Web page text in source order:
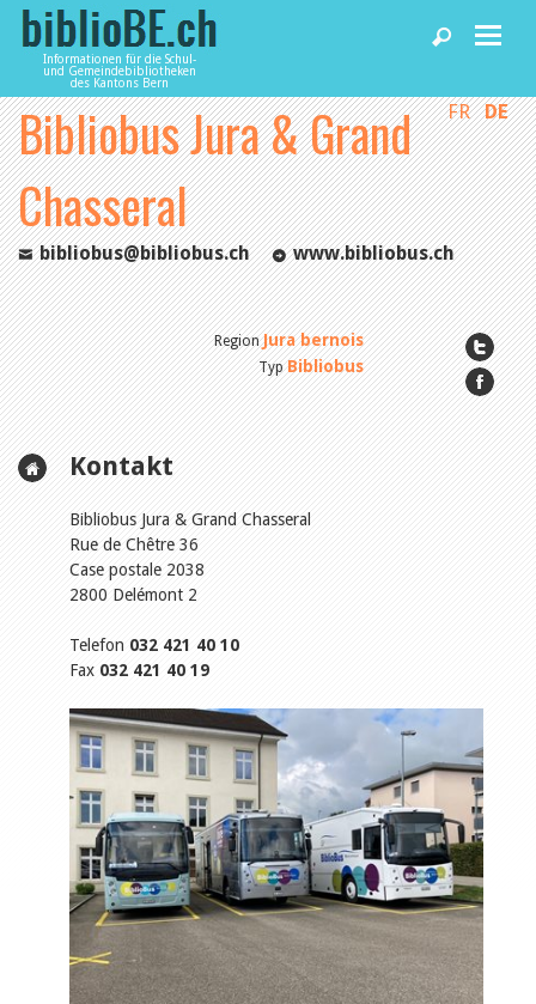
Informationen für die Schul-
und Gemeindebibliotheken
des Kantons Bern
Home
News und Fachbeiträge
Bibliotheken
Agenda
Dienstleistungen
biblioBE nutzen
FR DE
Bibliobus Jura & Grand
Chasseral
bibliobus@bibliobus.ch www.bibliobus.ch
RegionJura bernois
TypBibliobus
Kontakt
Bibliobus Jura & Grand Chasseral
Rue de Chêtre 36
Case postale 2038
2800 Delémont 2
Telefon 032 421 40 10
Fax 032 421 40 19